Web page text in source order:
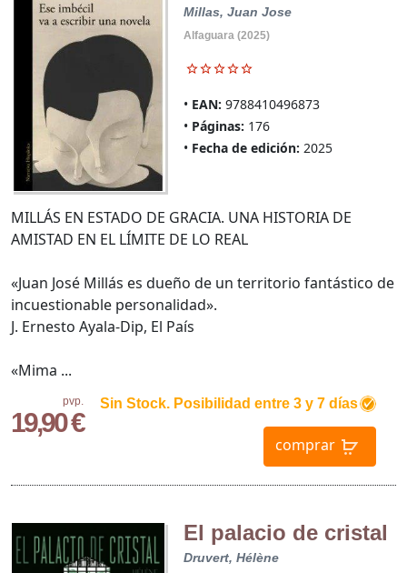
Millas, Juan Jose
Alfaguara (2025)
EAN: 9788410496873
Páginas: 176
Fecha de edición: 2025
pvp.
19,90 €
Sin Stock. Posibilidad entre 3 y 7 días
comprar
MILLÁS EN ESTADO DE GRACIA. UNA HISTORIA DE
AMISTAD EN EL LÍMITE DE LO REAL
«Juan José Millás es dueño de un territorio fantástico de
incuestionable personalidad».
J. Ernesto Ayala-Dip, El País
«Mima ...
El palacio de cristal
Druvert, Hélène